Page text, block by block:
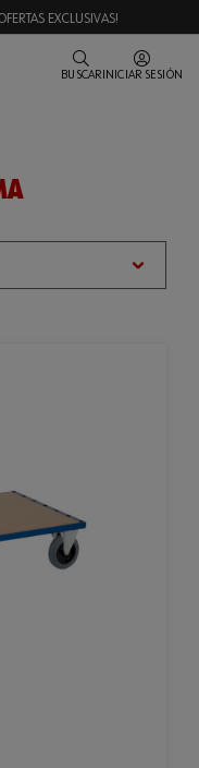
EXCLUSIVAS!
BUSCAR INICIAR SESIÓN